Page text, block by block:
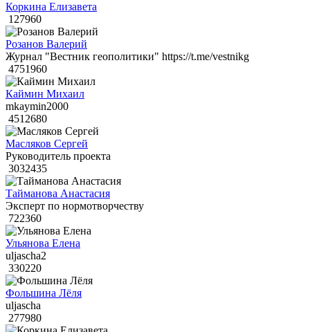
Коркина Елизавета
127960
Розанов Валерий
Журнал "Вестник геополитики" https://t.me/vestnikg
4751960
Каймин Михаил
mkaymin2000
4512680
Масляков Сергей
Руководитель проекта
3032435
Тайманова Анастасия
Эксперт по нормотворчеству
722360
Ульянова Елена
uljascha2
330220
Фольшина Лёля
uljascha
277980